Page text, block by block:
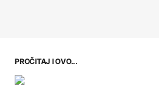
PROČITAJ I OVO...